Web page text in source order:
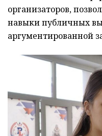
организаторов,
навыки публичных
аргументированной